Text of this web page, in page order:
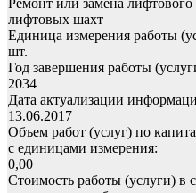
лифтовых шахт
Единица измерения работы
шт.
Год завершения работы
2034
Дата актуализации
13.06.2017
Объем работ (услуг) по
с единицами измерения:
0,00
Стоимость работы (услуги) в